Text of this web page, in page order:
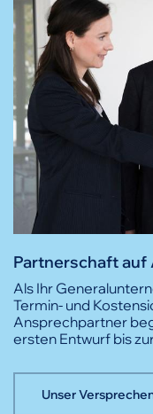
Partnerschaft auf
Als Ihr
Termin- und
Ansprechpartner
ersten Entwurf bis
Unser